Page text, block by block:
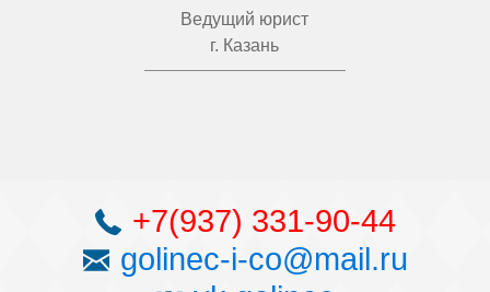
Ведущий юрист
г. Казань
+7(937) 331-90-44
golinec-i-co@mail.ru